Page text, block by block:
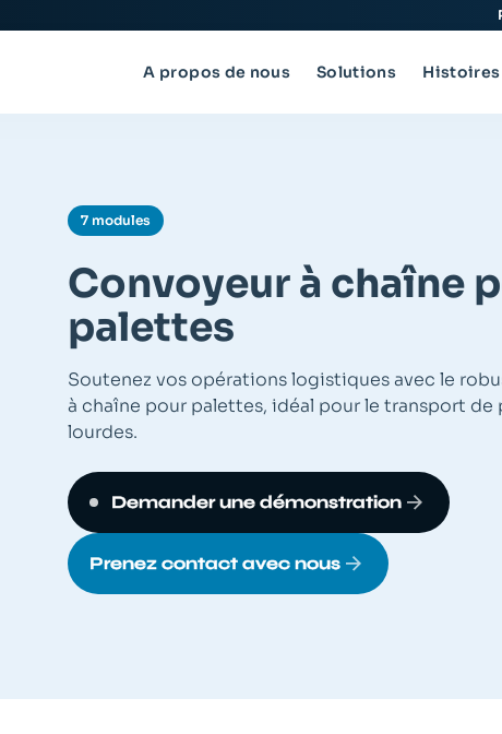
A propos de nous Solutions
7 modules
Convoyeur à chaîne
palettes
Soutenez vos opérations logistiques avec le
à chaîne pour palettes, idéal pour le transport de
lourdes.
Demander une démonstration
Prenez contact avec nous